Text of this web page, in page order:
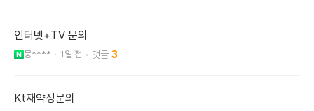
인터넷+TV 문의
뭉**** 1일 전 3
Kt재약정문의